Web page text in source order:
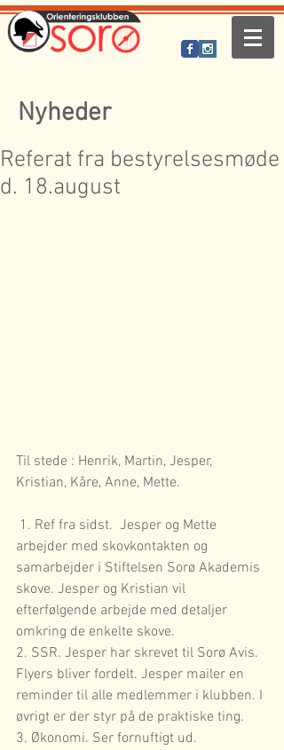
Nyheder
Referat fra bestyrelsesmøde
d. 18.august
Til stede : Henrik, Martin, Jesper,
Kristian, Kåre, Anne, Mette.
arbejder med skovkontakten og
samarbejder i Stiftelsen Sorø Akademis
skove. Jesper og Kristian vil
efterfølgende arbejde med detaljer
omkring de enkelte skove.
2. SSR. Jesper har skrevet til Sorø Avis.
Flyers bliver fordelt. Jesper mailer en
reminder til alle medlemmer i klubben. I
øvrigt er der styr på de praktiske ting.
3. Økonomi. Ser fornuftigt ud.